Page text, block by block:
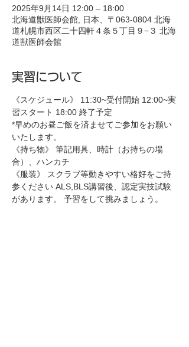
2025年9月14日 12:00 – 18:00
北海道獣医師会館, 日本、〒063-0804 北海
道札幌市西区二十四軒４条５丁目９−３ 北海
道獣医師会館
実習について
《スケジュール》 11:30~受付開始 12:00~実
習スタート 18:00 終了予定
*早めのお昼ご飯を済ませてご参加をお願い
いたします。
《持ち物》 筆記用具、時計（お持ちの場
合）、ハンカチ
《服装》 スクラブ等動きやすい格好をご持
参ください ALS,BLS講習後、認定実技試験
があります。 予習をして挑みましょう。